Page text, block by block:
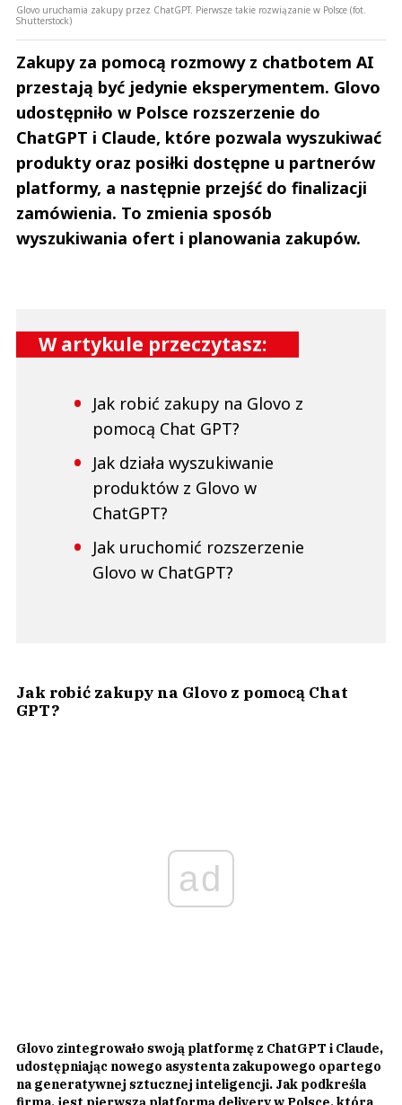
Glovo uruchamia zakupy przez ChatGPT. Pierwsze takie rozwiązanie w Polsce (fot.
Shutterstock)
Zakupy za pomocą rozmowy z chatbotem AI
przestają być jedynie eksperymentem. Glovo
udostępniło w Polsce rozszerzenie do
ChatGPT i Claude, które pozwala wyszukiwać
produkty oraz posiłki dostępne u partnerów
platformy, a następnie przejść do finalizacji
zamówienia. To zmienia sposób
wyszukiwania ofert i planowania zakupów.
W artykule przeczytasz:
Jak robić zakupy na Glovo z
pomocą Chat GPT?
Jak działa wyszukiwanie
produktów z Glovo w
ChatGPT?
Jak uruchomić rozszerzenie
Glovo w ChatGPT?
Jak robić zakupy na Glovo z pomocą Chat
GPT?
ad
Glovo zintegrowało swoją platformę z ChatGPT i Claude,
udostępniając nowego asystenta zakupowego opartego
na generatywnej sztucznej inteligencji. Jak podkreśla